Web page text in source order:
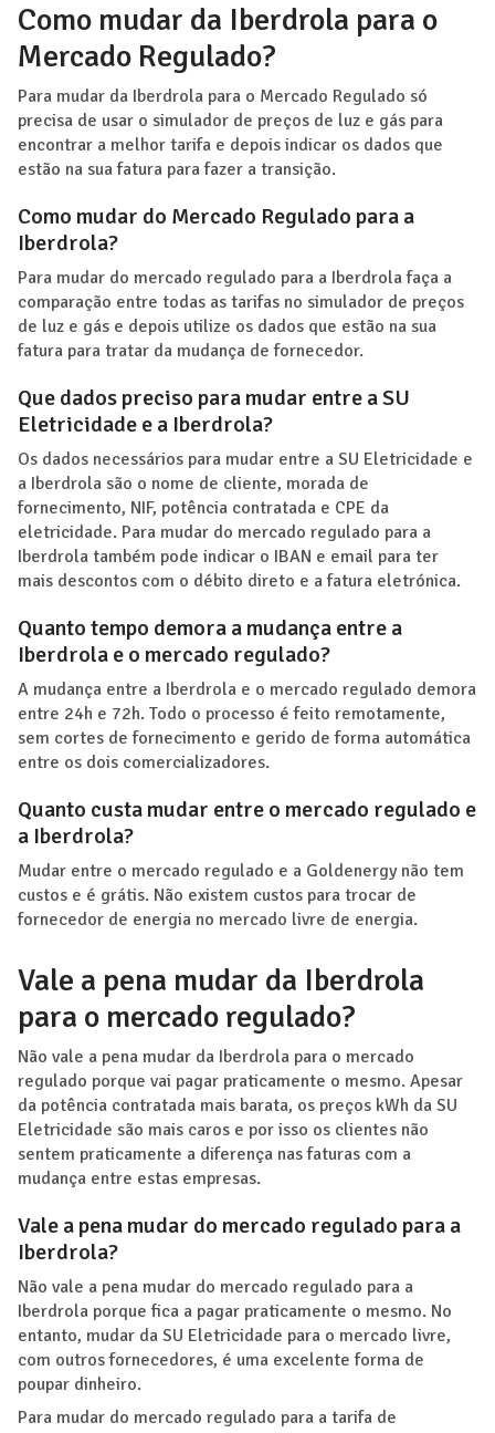
Como mudar da Iberdrola para o
Mercado Regulado?
Para mudar da Iberdrola para o Mercado Regulado só
precisa de usar o simulador de preços de luz e gás para
encontrar a melhor tarifa e depois indicar os dados que
estão na sua fatura para fazer a transição.
Como mudar do Mercado Regulado para a
Iberdrola?
Para mudar do mercado regulado para a Iberdrola faça a
comparação entre todas as tarifas no simulador de preços
de luz e gás e depois utilize os dados que estão na sua
fatura para tratar da mudança de fornecedor.
Que dados preciso para mudar entre a SU
Eletricidade e a Iberdrola?
Os dados necessários para mudar entre a SU Eletricidade e
a Iberdrola são o nome de cliente, morada de
fornecimento, NIF, potência contratada e CPE da
eletricidade. Para mudar do mercado regulado para a
Iberdrola também pode indicar o IBAN e email para ter
mais descontos com o débito direto e a fatura eletrónica.
Quanto tempo demora a mudança entre a
Iberdrola e o mercado regulado?
A mudança entre a Iberdrola e o mercado regulado demora
entre 24h e 72h. Todo o processo é feito remotamente,
sem cortes de fornecimento e gerido de forma automática
entre os dois comercializadores.
Quanto custa mudar entre o mercado regulado e
a Iberdrola?
Mudar entre o mercado regulado e a Goldenergy não tem
custos e é grátis. Não existem custos para trocar de
fornecedor de energia no mercado livre de energia.
Vale a pena mudar da Iberdrola
para o mercado regulado?
Não vale a pena mudar da Iberdrola para o mercado
regulado porque vai pagar praticamente o mesmo. Apesar
da potência contratada mais barata, os preços kWh da SU
Eletricidade são mais caros e por isso os clientes não
sentem praticamente a diferença nas faturas com a
mudança entre estas empresas.
Vale a pena mudar do mercado regulado para a
Iberdrola?
Não vale a pena mudar do mercado regulado para a
Iberdrola porque fica a pagar praticamente o mesmo. No
entanto, mudar da SU Eletricidade para o mercado livre,
com outros fornecedores, é uma excelente forma de
poupar dinheiro.
Para mudar do mercado regulado para a tarifa de